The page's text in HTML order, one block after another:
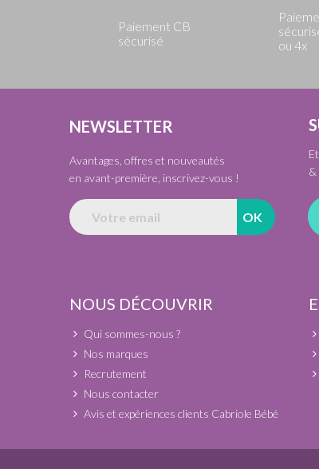
Paiement CB
sécurisé
ou 4x
NEWSLETTER
Avantages, offres et nouveautés
en avant-première, inscrivez-vous !
&
NOUS DÉCOUVRIR
Qui sommes-nous ?
Nos marques
Recrutement
Nous contacter
Avis et expériences clients Cabriole Bébé